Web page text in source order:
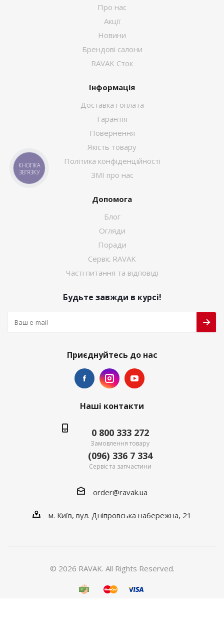
Про нас
Акції
Новини
Брендові салони
RAVAK Сток
Інформація
Доставка і оплата
Гарантія
Повернення
Якість товару
Політика конфіденційності
ЗМІ про нас
Допомога
Блог
Огляди
Поради
Сервіс RAVAK
Часті питання та відповіді
Будьте завжди в курсі!
Приєднуйтесь до нас
Наші контакти
0 800 333 272
Замовлення товару
(096) 336 7 334
Сервіс та запчастини
order@ravak.ua
м. Київ, вул. Дніпровська набережна, 21
© 2026 RAVAK. All Rights Reserved.
КНОПКА
ЗВ'ЯЗКУ